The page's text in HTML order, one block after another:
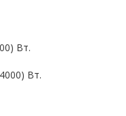
Вт.
Вт.